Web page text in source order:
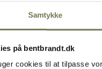
Samtykke
på bentbrandt.dk
cookies til at tilpasse